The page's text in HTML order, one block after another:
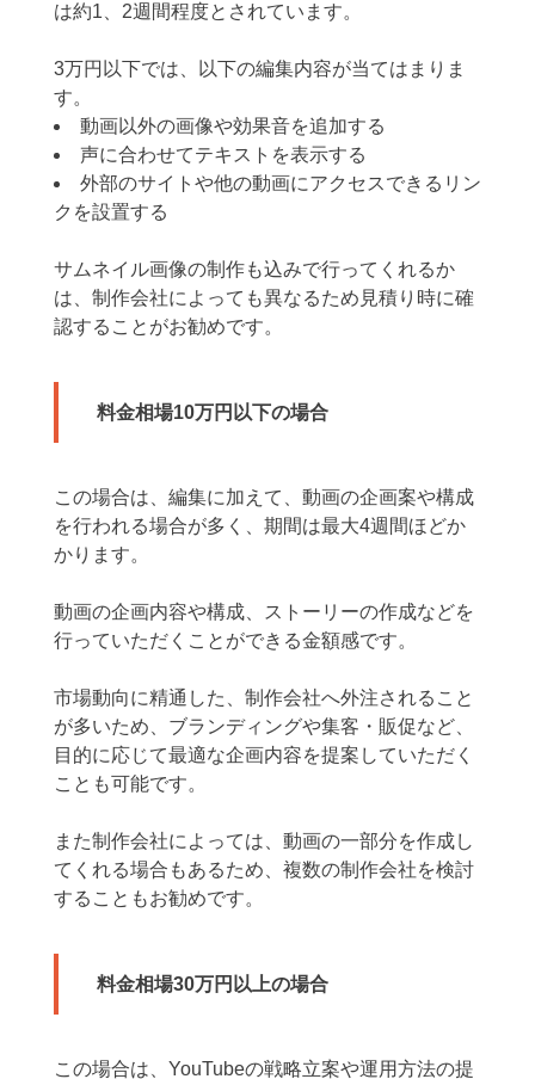
は約1、2週間程度とされています。
3万円以下では、以下の編集内容が当てはまりま
す。
動画以外の画像や効果音を追加する
声に合わせてテキストを表示する
外部のサイトや他の動画にアクセスできるリン
クを設置する
サムネイル画像の制作も込みで行ってくれるか
は、制作会社によっても異なるため見積り時に確
認することがお勧めです。
料金相場10万円以下の場合
この場合は、編集に加えて、動画の企画案や構成
を行われる場合が多く、期間は最大4週間ほどか
かります。
動画の企画内容や構成、ストーリーの作成などを
行っていただくことができる金額感です。
市場動向に精通した、制作会社へ外注されること
が多いため、ブランディングや集客・販促など、
目的に応じて最適な企画内容を提案していただく
ことも可能です。
また制作会社によっては、動画の一部分を作成し
てくれる場合もあるため、複数の制作会社を検討
することもお勧めです。
料金相場30万円以上の場合
この場合は、YouTubeの戦略立案や運用方法の提